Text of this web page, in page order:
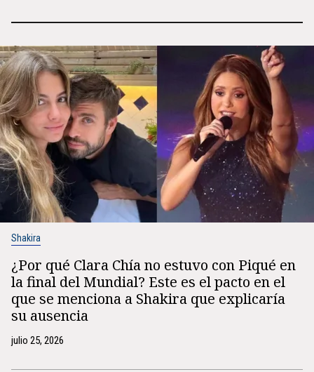
Shakira
¿Por qué Clara Chía no estuvo con Piqué en
la final del Mundial? Este es el pacto en el
que se menciona a Shakira que explicaría
su ausencia
julio 25, 2026